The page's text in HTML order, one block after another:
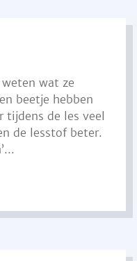
wat ze
beetje hebben
tijdens de les veel
de lesstof beter.